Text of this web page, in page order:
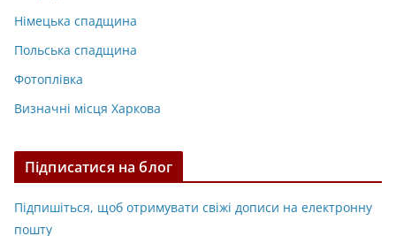
Німецька спадщина
Польська спадщина
Фотоплівка
Визначні місця Харкова
Підписатися на блог
Підпишіться, щоб отримувати свіжі дописи на електронну
пошту